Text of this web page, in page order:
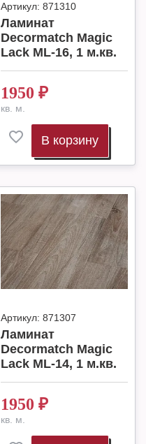
Артикул: 871310
Ламинат
Decormatch Magic
Lack ML-16, 1 м.кв.
1950 ₽
кв. м.
В корзину
Артикул: 871307
Ламинат
Decormatch Magic
Lack ML-14, 1 м.кв.
1950 ₽
кв. м.